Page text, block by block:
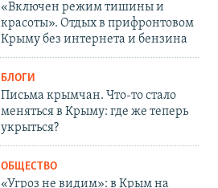
«Включен режим тишины и
красоты». Отдых в прифронтовом
Крыму без интернета и бензина
БЛОГИ
Письма крымчан. Что-то стало
меняться в Крыму: где же теперь
укрыться?
ОБЩЕСТВО
«Угроз не видим»: в Крым на